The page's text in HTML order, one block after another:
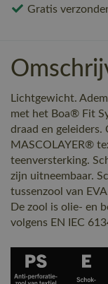
Gratis
Lichtgewicht.
met het Boa® Fit
draad en geleiders.
MASCOLAYER®
teenversterking.
zijn uitneembaar.
tussenzool van
De zool is olie- en
volgens EN IEC